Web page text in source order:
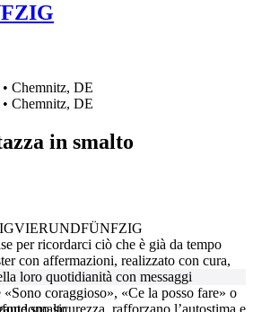
• Chemnitz, DE
• Chemnitz, DE
in smalto
VIERUNDFÜNFZIG
per ricordarci ciò che è già da tempo
con affermazioni, realizzato con cura,
loro quotidianità con messaggi
coraggioso», «Ce la posso fare» o
sicurezza, rafforzano l’autostima e
smalto